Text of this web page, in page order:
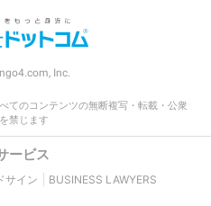
Inc.
てのコンテンツの無断複写・転載・公衆
禁じます
ービス
サイン BUSINESS LAWYERS